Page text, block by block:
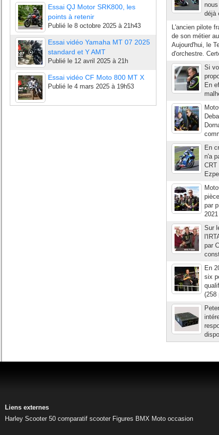
Essai QJ Motor SRK800, les
points à retenir
Publié le 8 octobre 2025 à 21h43
Essai vidéo Yamaha MT 07 2025
standard et Y AMT
Publié le 12 avril 2025 à 21h
Essai vidéo CF Moto 800 MT X
Publié le 4 mars 2025 à 19h53
déjà
L'ancien pilote
de son métier
Aujourd'hui, le
d'orchestre.
Si
En
En
n'a
CRT
par
Sur
par
En
six
(258
Liens externes
Harley Scooter 50 comparatif scooter Figures BMX Moto occasion